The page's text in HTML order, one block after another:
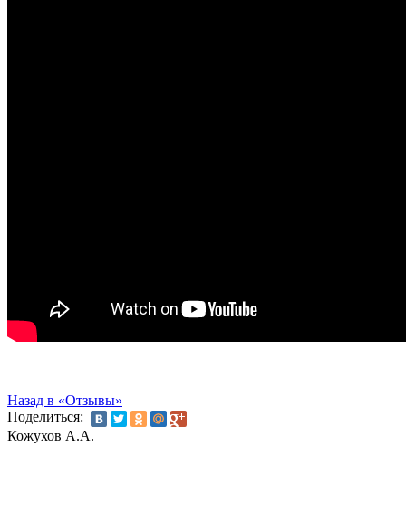
Назад в «Отзывы»
Поделиться:
Кожухов А.А.